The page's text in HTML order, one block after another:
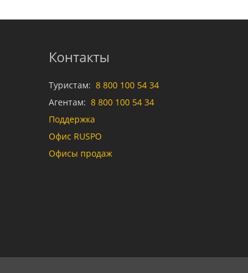
Контакты
Туристам: 8 800 100 54 34
Агентам: 8 800 100 54 34
Поддержка
Офис RUSPO
Офисы продаж